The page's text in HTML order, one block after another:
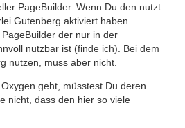
PageBuilder. Wenn Du den nutzt
Gutenberg aktiviert haben.
der nur in der
nutzbar ist (finde ich). Bei dem
nutzen, muss aber nicht.
geht, müsstest Du deren
nicht, dass den hier so viele